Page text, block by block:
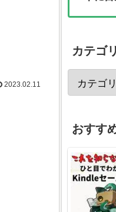
2023.02.11
カテゴ
おすす